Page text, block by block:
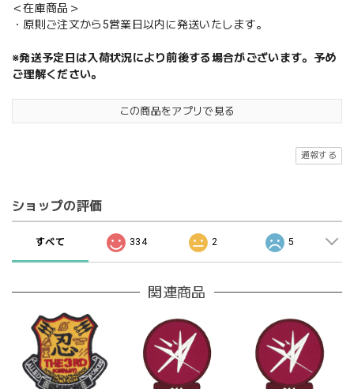
＜在庫商品＞
・原則ご注文から5営業日以内に発送いたします。
※発送予定日は入荷状況により前後する場合がございます。予め
ご理解ください。
この商品をアプリで見る
通報する
ショップの評価
すべて 334 2 5
関連商品